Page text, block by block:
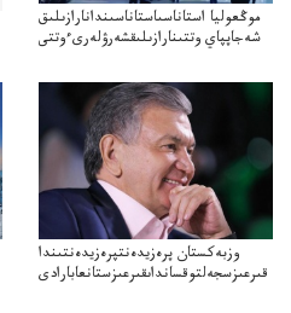
موڭعوليا استاناسىاستاناسىندانارازىلىق
شەجاپپاي وتتىنارازىلىقشەرۋلەرىءوتتى
وزبەكستان پرەزيدەنتپرەزيدەنتىندا
قىرعىزسجەلتوقسانداىقىرعىزستانعابارادى